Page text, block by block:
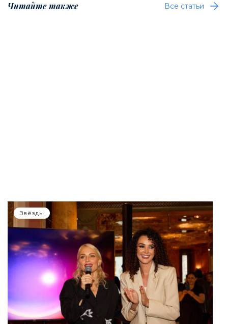
Читайте также Все статьи
Звёзды